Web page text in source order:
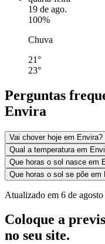
19 de ago.
100%
Chuva
21°
23°
Perguntas
Envira
Vai chover hoje em Envira?
Qual a temperatura em
Que horas o sol nasce em
Que horas o sol se põe em
Atualizado em 6 de
Coloque a
no seu site.